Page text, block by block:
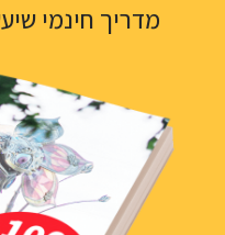
אין צורך בהנפקת
מדריך חינמי